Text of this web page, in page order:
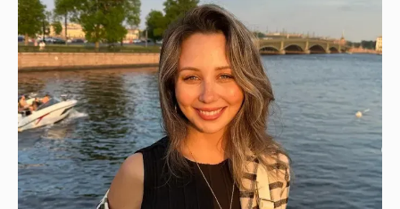
Елизавета Туктамышева заявила, что
полиция бездействует в ответ на её
жалобы на сталкера
37